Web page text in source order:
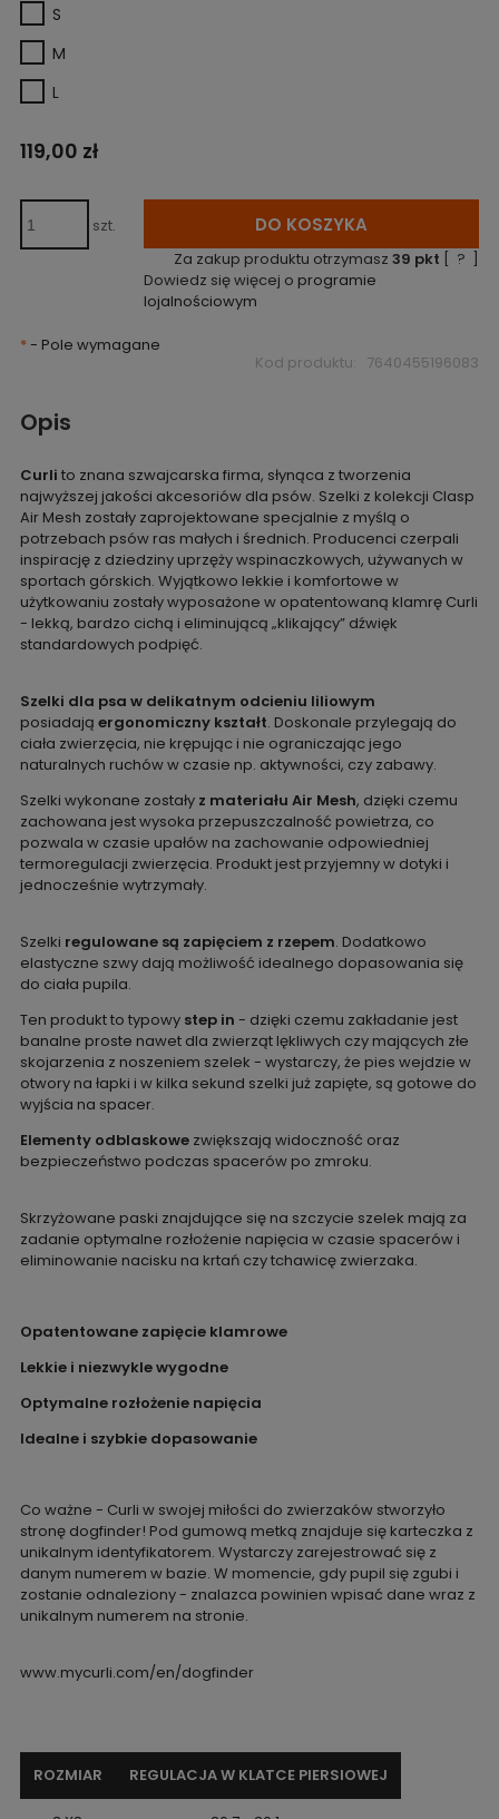
S
M
L
119,00 zł
szt. DO KOSZYKA
Za zakup produktu otrzymasz39 pkt ?
Dowiedz się więcej o programie
lojalnościowym
*- Pole wymagane
Kod produktu: 7640455196083
Opis
Curli to znana szwajcarska firma, słynąca z tworzenia
najwyższej jakości akcesoriów dla psów. Szelki z kolekcji Clasp
Air Mesh zostały zaprojektowane specjalnie z myślą o
potrzebach psów ras małych i średnich. Producenci czerpali
inspirację z dziedziny uprzęży wspinaczkowych, używanych w
sportach górskich. Wyjątkowo lekkie i komfortowe w
użytkowaniu zostały wyposażone w opatentowaną klamrę Curli
- lekką, bardzo cichą i eliminującą „klikający” dźwięk
standardowych podpięć.
Szelki dla psa w delikatnym odcieniu liliowym
posiadają ergonomiczny kształt. Doskonale przylegają do
ciała zwierzęcia, nie krępując i nie ograniczając jego
naturalnych ruchów w czasie np. aktywności, czy zabawy.
Szelki wykonane zostały z materiału Air Mesh, dzięki czemu
zachowana jest wysoka przepuszczalność powietrza, co
pozwala w czasie upałów na zachowanie odpowiedniej
termoregulacji zwierzęcia. Produkt jest przyjemny w dotyki i
jednocześnie wytrzymały.
Szelki regulowane są zapięciem z rzepem. Dodatkowo
elastyczne szwy dają możliwość idealnego dopasowania się
do ciała pupila.
Ten produkt to typowystep in - dzięki czemu zakładanie jest
banalne proste nawet dla zwierząt lękliwych czy mających złe
skojarzenia z noszeniem szelek - wystarczy, że pies wejdzie w
otwory na łapki i w kilka sekund szelki już zapięte, są gotowe do
wyjścia na spacer.
Elementy odblaskowezwiększają widoczność oraz
bezpieczeństwo podczas spacerów po zmroku.
Skrzyżowane paski znajdujące się na szczycie szelek mają za
zadanie optymalne rozłożenie napięcia w czasie spacerów i
eliminowanie nacisku na krtań czy tchawicę zwierzaka.
Opatentowane zapięcie klamrowe
Lekkie i niezwykle wygodne
Optymalne rozłożenie napięcia
Idealne i szybkie dopasowanie
Co ważne - Curli w swojej miłości do zwierzaków stworzyło
stronę dogfinder! Pod gumową metką znajduje się karteczka z
unikalnym identyfikatorem. Wystarczy zarejestrować się z
danym numerem w bazie. W momencie, gdy pupil się zgubi i
zostanie odnaleziony - znalazca powinien wpisać dane wraz z
unikalnym numerem na stronie.
www.mycurli.com/en/dogfinder
ROZMIAR REGULACJA W KLATCE PIERSIOWEJ